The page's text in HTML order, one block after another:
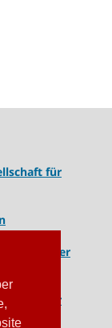
für
globaler
- Krise der